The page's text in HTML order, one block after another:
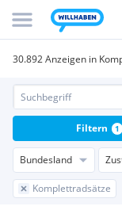
30.892 Anzeigen in
Bundesland
Komplettradsätze
Filtern 1